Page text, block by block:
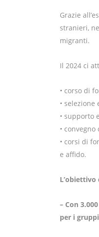
Grazie
stranieri,
migranti.
Il 2024 ci
• corso di
•
• supporto
•
• corsi di
e affido.
– Con
per i gruppi